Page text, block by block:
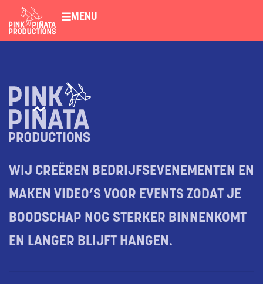
MENU
WIJ CREËREN BEDRIJFSEVENEMENTEN EN
MAKEN VIDEO’S VOOR EVENTS ZODAT JE
BOODSCHAP NOG STERKER BINNENKOMT
EN LANGER BLIJFT HANGEN.